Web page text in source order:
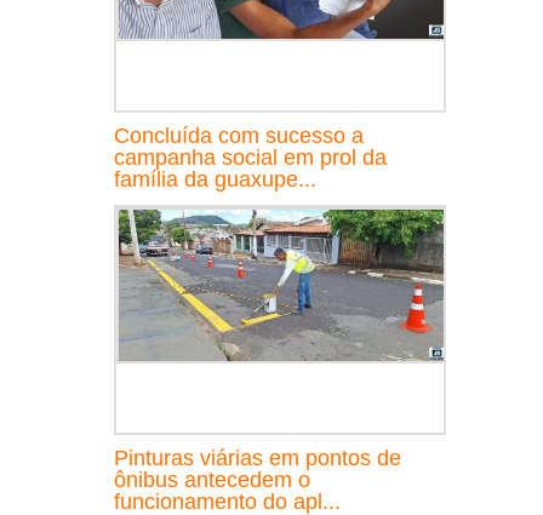
Concluída com sucesso a
campanha social em prol da
família da guaxupe...
Pinturas viárias em pontos de
ônibus antecedem o
funcionamento do apl...